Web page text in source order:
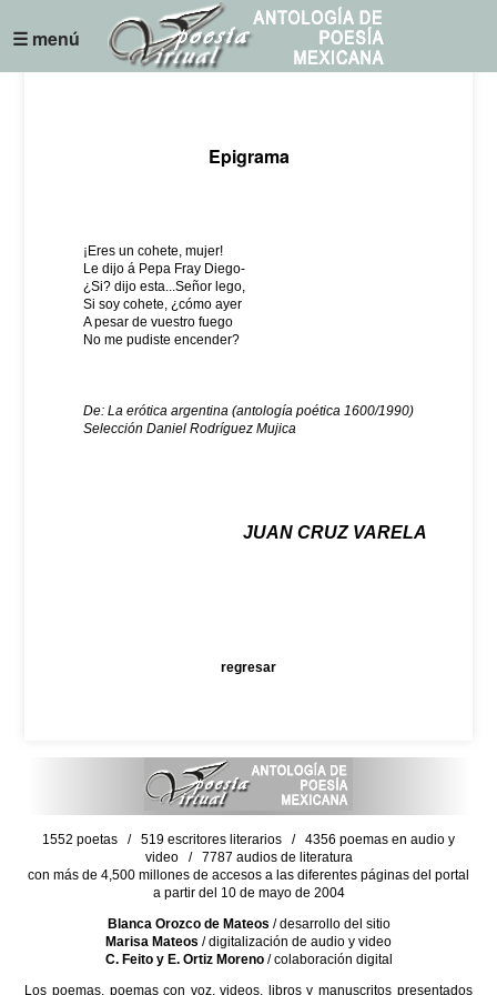
☰ menú
Epigrama
¡Eres un cohete, mujer!
Le dijo á Pepa Fray Diego-
¿Si? dijo esta...Señor lego,
Si soy cohete, ¿cómo ayer
A pesar de vuestro fuego
No me pudiste encender?
De: La erótica argentina (antología poética 1600/1990)
Selección Daniel Rodríguez Mujica
JUAN CRUZ VARELA
regresar
1552 poetas / 519 escritores literarios / 4356 poemas en audio y
video / 7787 audios de literatura
con más de 4,500 millones de accesos a las diferentes páginas del portal
a partir del 10 de mayo de 2004
Blanca Orozco de Mateos / desarrollo del sitio
Marisa Mateos / digitalización de audio y video
C. Feito y E. Ortiz Moreno/ colaboración digital
Los poemas, poemas con voz, videos, libros y manuscritos presentados